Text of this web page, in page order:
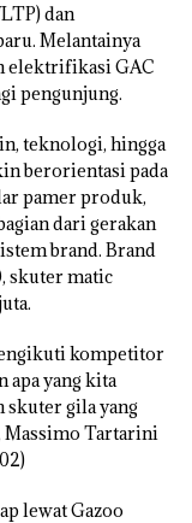
dan
Melantainya
elektrifikasi GAC
pengunjung.
teknologi, hingga
berorientasi pada
pamer produk,
dari gerakan
brand. Brand
skuter matic
kompetitor
apa yang kita
skuter gila yang
Massimo Tartarini
lewat Gazoo